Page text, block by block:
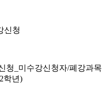
신청
청_미수강신청자/폐강과목
학년)